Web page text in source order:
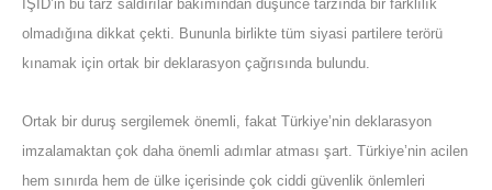
IŞİD’in bu tarz saldırılar bakımından düşünce tarzında bir farklılık
olmadığına dikkat çekti. Bununla birlikte tüm siyasi partilere terörü
kınamak için ortak bir deklarasyon çağrısında bulundu.
Ortak bir duruş sergilemek önemli, fakat Türkiye’nin deklarasyon
imzalamaktan çok daha önemli adımlar atması şart. Türkiye’nin acilen
hem sınırda hem de ülke içerisinde çok ciddi güvenlik önlemleri